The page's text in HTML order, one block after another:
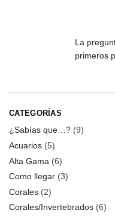
La
primeros
CATEGORÍAS
¿Sabías que…? (9)
Acuarios (5)
Alta Gama (6)
Como llegar (3)
Corales (2)
Corales/Invertebrados (6)